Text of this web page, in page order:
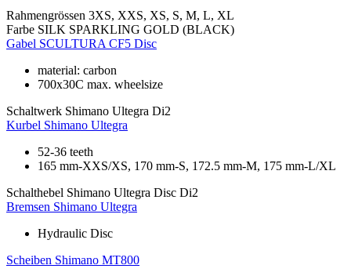
Rahmengrössen 3XS, XXS, XS, S, M, L, XL
Farbe SILK SPARKLING GOLD (BLACK)
Gabel SCULTURA CF5 Disc
material: carbon
700x30C max. wheelsize
Schaltwerk Shimano Ultegra Di2
Kurbel Shimano Ultegra
52-36 teeth
165 mm-XXS/XS, 170 mm-S, 172.5 mm-M, 175 mm-L/XL
Schalthebel Shimano Ultegra Disc Di2
Bremsen Shimano Ultegra
Hydraulic Disc
Scheiben Shimano MT800